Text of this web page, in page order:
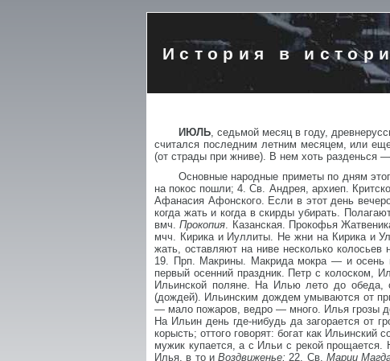
История в
ИЮЛЬ, седьмой месяц в году,
считался последним летним месяцем, или
(от страды при жниве). В нем хоть разденься
Основные народные приметы по дням
на покос пошли; 4. Св. Андрея, архиеп.
Афанасия Афонского. Если в этот день
когда жать и когда в скирды убирать.
вмч.Прокопия. Казанская. Прокофья
мчч. Кирика и Иуллиты. Не жни на Кирика и
жать, оставляют на ниве несколько
19. Прп. Макрины. Макрида мокра — и осень
первый осенний праздник. Петр с колоском,
Ильинской поляне. На Илью лето до обеда,
(дождей). Ильинским дождем умываются от
— мало пожаров, ведро — много. Илья грозы
На Ильин день где-нибудь да загорается от
корысть; оттого говорят: богат как
мужик купается, а с Ильи с рекой
Илья, в то иВоздвиженье;22. Св.Марии